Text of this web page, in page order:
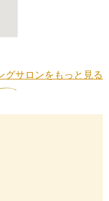
グサロンをもっと見る